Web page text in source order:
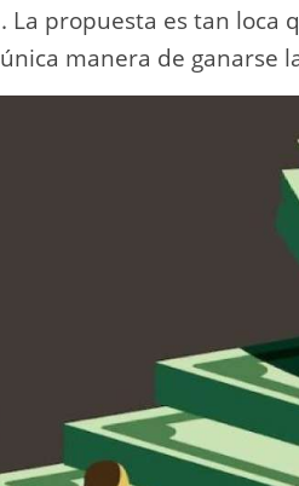
La propuesta es tan loca
manera de ganarse